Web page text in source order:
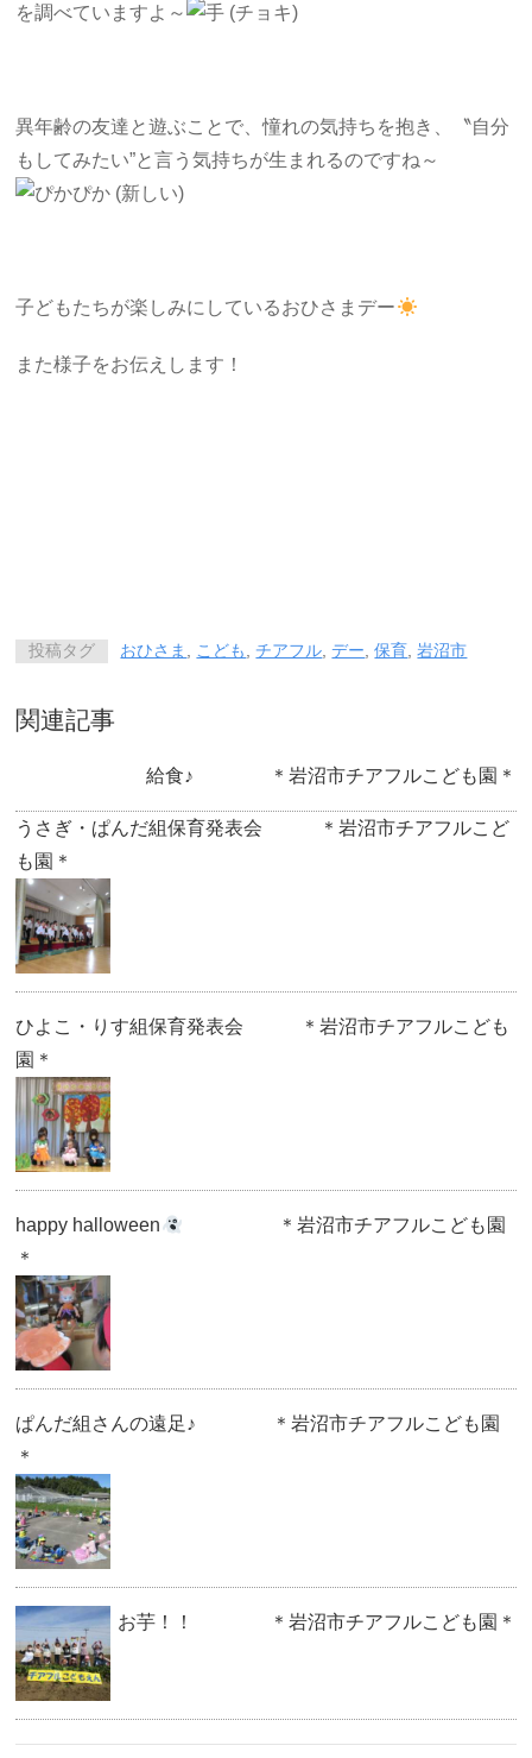
を調べていますよ～
異年齢の友達と遊ぶことで、憧れの気持ちを抱き、〝自分
もしてみたい”と言う気持ちが生まれるのですね～
子どもたちが楽しみにしているおひさまデー
また様子をお伝えします！
投稿タグ おひさま , こども ,チアフル,デー,保育,岩沼市
関連記事
給食♪ ＊岩沼市チアフルこども園＊
うさぎ・ぱんだ組保育発表会 ＊岩沼市チアフルこど
も園＊
ひよこ・りす組保育発表会 ＊岩沼市チアフルこども
園＊
happy halloween
＊岩沼市チアフルこども園
＊
ぱんだ組さんの遠足♪ ＊岩沼市チアフルこども園
＊
お芋！！ ＊岩沼市チアフルこども園＊